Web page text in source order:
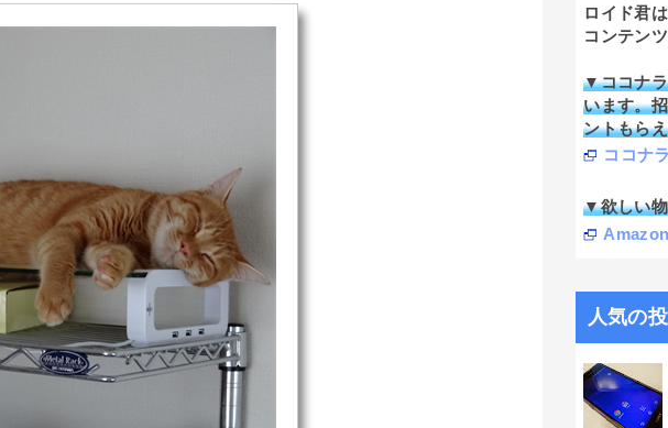
ロイド君
コンテン
▼ココナラ
います。
ントもら
ココナ
▼欲しい
人気の